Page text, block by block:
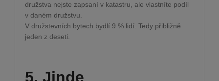
družstva nejste zapsaní v katastru, ale vlastníte podíl
v daném družstvu.
V družstevních bytech bydlí 9 % lidí. Tedy přibližně
jeden z deseti.
5. Jinde